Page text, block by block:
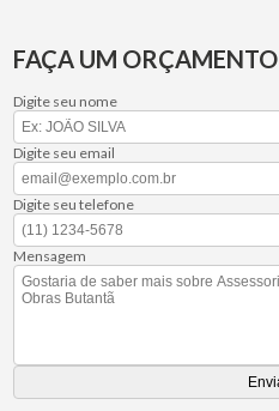
FAÇA UM ORÇAMENTO
Digite seu nome
Digite seu email
Digite seu telefone
Mensagem